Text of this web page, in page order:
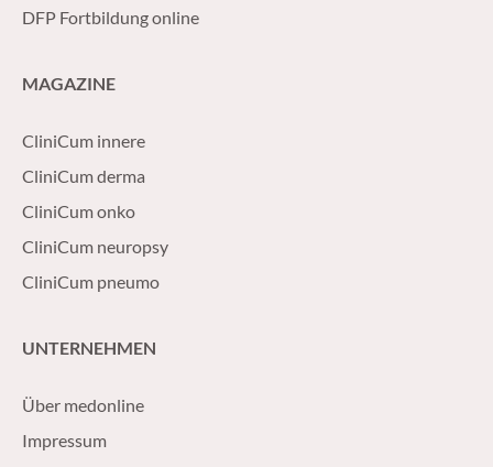
DFP Fortbildung online
MAGAZINE
CliniCum innere
CliniCum derma
CliniCum onko
CliniCum neuropsy
CliniCum pneumo
UNTERNEHMEN
Über medonline
Impressum